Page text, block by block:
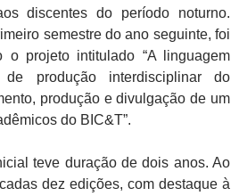
discentes do período noturno.
semestre do ano seguinte, foi
o projeto intitulado “A linguagem
de produção interdisciplinar do
produção e divulgação de um
do BIC&T”.
duração de dois anos. Ao
dez edições, com destaque à